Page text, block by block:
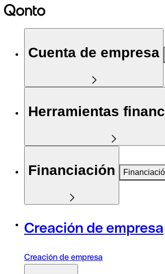
Cuenta de empresa
Herramientas
Financiación
Creación de empresa
Creación de empresa